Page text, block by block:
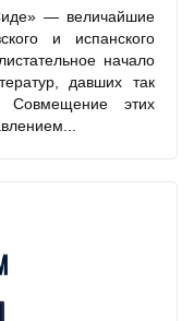
— величайшие
и испанского
начало
давших так
Совмещение этих